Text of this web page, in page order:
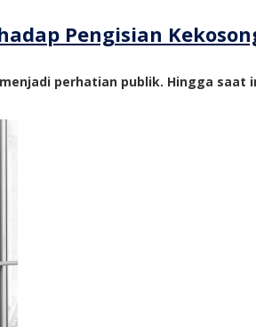
Pengisian
perhatian publik. Hingga saat